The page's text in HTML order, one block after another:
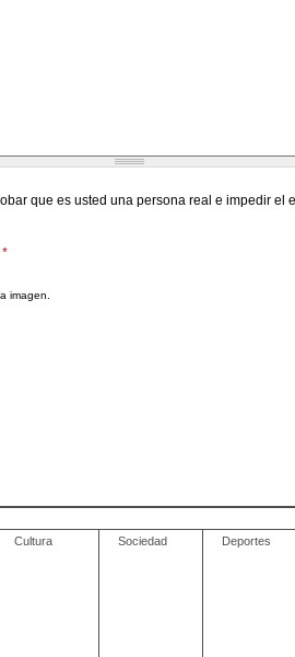
que es usted una persona real e impedir el
*
imagen.
Cultura Sociedad Deportes